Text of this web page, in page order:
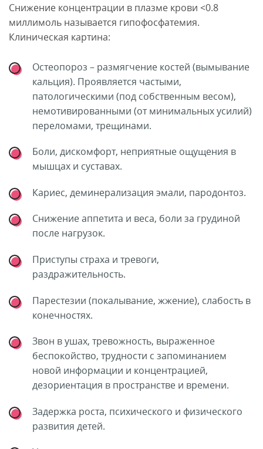
Снижение концентрации в плазме крови <0.8
миллимоль называется гипофосфатемия.
Клиническая картина:
Остеопороз – размягчение костей (вымывание
кальция). Проявляется частыми,
патологическими (под собственным весом),
немотивированными (от минимальных усилий)
переломами, трещинами.
Боли, дискомфорт, неприятные ощущения в
мышцах и суставах.
Кариес, деминерализация эмали, пародонтоз.
Снижение аппетита и веса, боли за грудиной
после нагрузок.
Приступы страха и тревоги,
раздражительность.
Парестезии (покалывание, жжение), слабость в
конечностях.
Звон в ушах, тревожность, выраженное
беспокойство, трудности с запоминанием
новой информации и концентрацией,
дезориентация в пространстве и времени.
Задержка роста, психического и физического
развития детей.